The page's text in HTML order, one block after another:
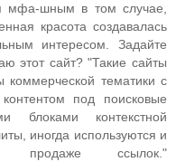
мфа-шным в том случае,
красота создавалась
интересом. Задайте
этот сайт? "Такие сайты
коммерческой тематики с
под поисковые
блоками контекстной
иногда используются и
ссылок."